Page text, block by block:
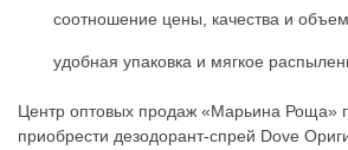
соотношение цены, качества и
удобная упаковка и мягкое
Центр оптовых продаж «Марьина Роща»
приобрести дезодорант-спрей Dove